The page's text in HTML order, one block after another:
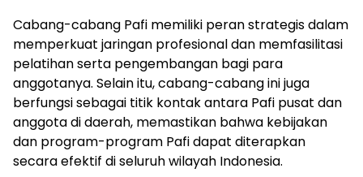
Cabang-cabang Pafi memiliki peran strategis dalam
memperkuat jaringan profesional dan memfasilitasi
pelatihan serta pengembangan bagi para
anggotanya. Selain itu, cabang-cabang ini juga
berfungsi sebagai titik kontak antara Pafi pusat dan
anggota di daerah, memastikan bahwa kebijakan
dan program-program Pafi dapat diterapkan
secara efektif di seluruh wilayah Indonesia.